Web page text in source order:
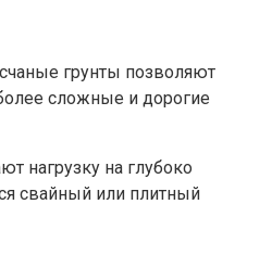
грунты позволяют
сложные и дорогие
нагрузку на глубоко
свайный или плитный